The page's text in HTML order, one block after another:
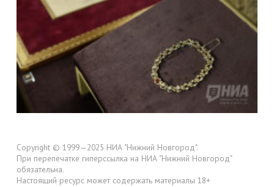
Copyright © 1999—2025 НИА "Нижний Новгород".
При перепечатке гиперссылка на НИА "Нижний Новгород"
обязательна.
Настоящий ресурс может содержать материалы 18+